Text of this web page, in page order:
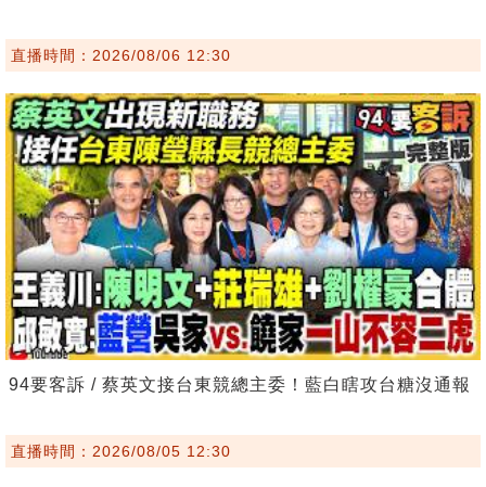
直播時間：2026/08/06 12:30
94要客訴 / 蔡英文接台東競總主委！藍白瞎攻台糖沒通報
直播時間：2026/08/05 12:30